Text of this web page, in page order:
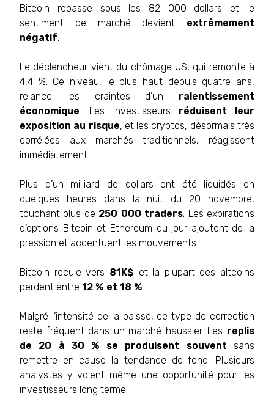
Bitcoin repasse sous les 82 000 dollars et le
sentiment de marché devient extrêmement
négatif.
Le déclencheur vient du chômage US, qui remonte à
4,4 %. Ce niveau, le plus haut depuis quatre ans,
relance les craintes d’un ralentissement
économique. Les investisseurs réduisent leur
exposition au risque, et les cryptos, désormais très
corrélées aux marchés traditionnels, réagissent
immédiatement.
Plus d’un milliard de dollars ont été liquidés en
quelques heures dans la nuit du 20 novembre,
touchant plus de 250 000 traders. Les expirations
d’options Bitcoin et Ethereum du jour ajoutent de la
pression et accentuent les mouvements.
Bitcoin recule vers 81K$ et la plupart des altcoins
perdent entre12 % et 18 %.
Malgré l’intensité de la baisse, ce type de correction
reste fréquent dans un marché haussier. Les replis
de 20 à 30 % se produisent souvent sans
remettre en cause la tendance de fond. Plusieurs
analystes y voient même une opportunité pour les
investisseurs long terme.